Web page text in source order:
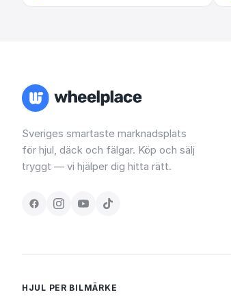
Sveriges smartaste marknadsplats
för hjul, däck och fälgar. Köp och sälj
tryggt — vi hjälper dig hitta rätt.
HJUL PER BILMÄRKE